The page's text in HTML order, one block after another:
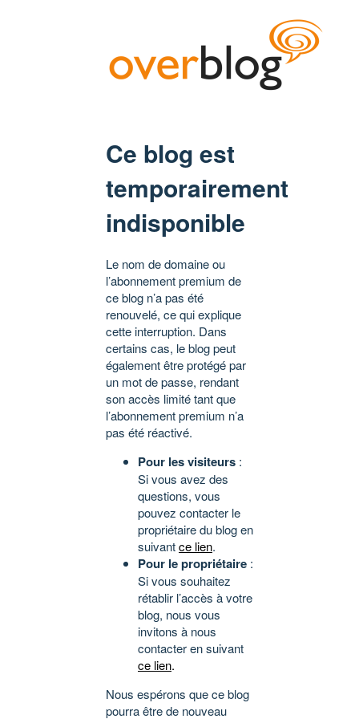
Ce blog est
temporairement
indisponible
Le nom de domaine ou
l’abonnement premium de
ce blog n’a pas été
renouvelé, ce qui explique
cette interruption. Dans
certains cas, le blog peut
également être protégé par
un mot de passe, rendant
son accès limité tant que
l’abonnement premium n’a
pas été réactivé.
Pour les visiteurs :
Si vous avez des
questions, vous
pouvez contacter le
propriétaire du blog en
suivantce lien.
Pour le propriétaire :
Si vous souhaitez
rétablir l’accès à votre
blog, nous vous
invitons à nous
contacter en suivant
ce lien.
Nous espérons que ce blog
pourra être de nouveau